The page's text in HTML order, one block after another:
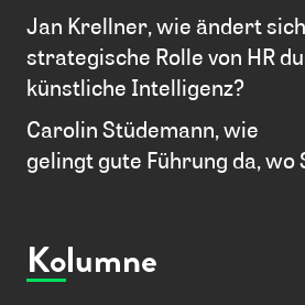
Jan Krellner, wie ändert
strategische Rolle von HR
künstliche Intelligenz?
Carolin Stüdemann, wie
gelingt gute Führung da, wo
Kolumne